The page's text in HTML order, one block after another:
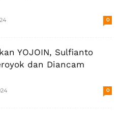
0
YOJOIN, Sulfianto
dan Diancam
0